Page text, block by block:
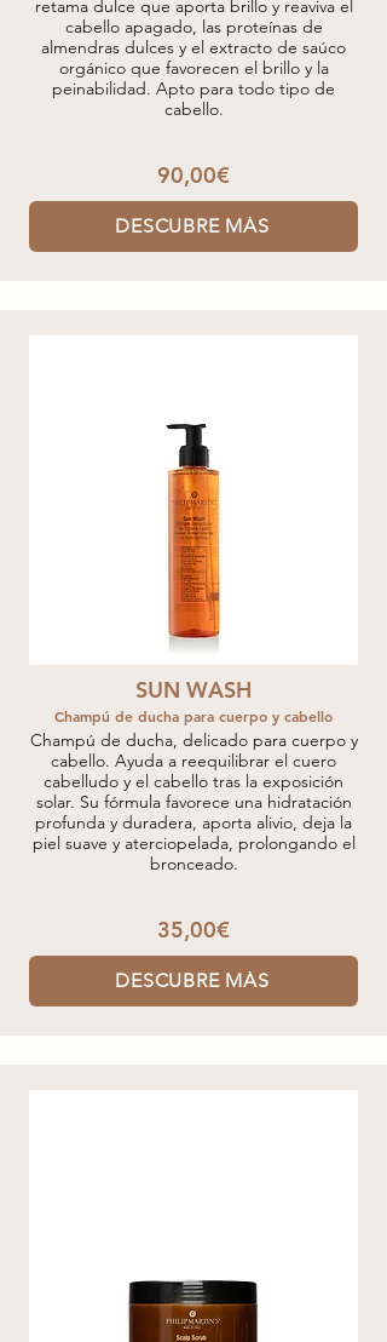
retama dulce que aporta brillo y reaviva el
cabello apagado, las proteínas de
almendras dulces y el extracto de saúco
orgánico que favorecen el brillo y la
peinabilidad. Apto para todo tipo de
cabello.
90,00€
DESCUBRE MÁS
SUN WASH
Champú de ducha para cuerpo y cabello
Champú de ducha, delicado para cuerpo y
cabello. Ayuda a reequilibrar el cuero
cabelludo y el cabello tras la exposición
solar. Su fórmula favorece una hidratación
profunda y duradera, aporta alivio, deja la
piel suave y aterciopelada, prolongando el
bronceado.
35,00€
DESCUBRE MÁS